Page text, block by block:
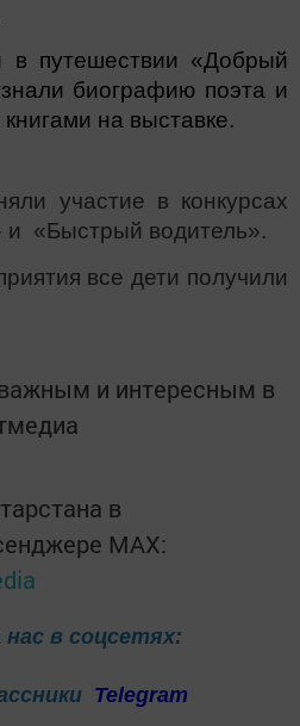
в путешествии «Добрый
биографию поэта и
на выставке.
участие в конкурсах
и «Быстрый водитель».
все дети получили
и интересным в
в
MАХ:
в соцсетях:
Telegram